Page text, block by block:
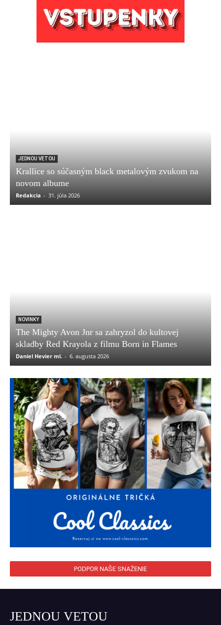
JEDNOU VETOU
Krallice so súčasným black metalovým zvukom na
novom albume
Redakcia - 31. júla 2026
NOVINKY
The Mighty Avon Jnr sa zahryzol do kultovej
skladby Red Krayola z filmu Born in Flames
Daniel Hevier ml. - 6. augusta 2026
PODPOR NAŠE SNAŽENIE
JEDNOU VETOU